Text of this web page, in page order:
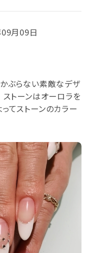
月09日
ぶらない素敵なデザ
トーンはオーロラを
てストーンのカラー